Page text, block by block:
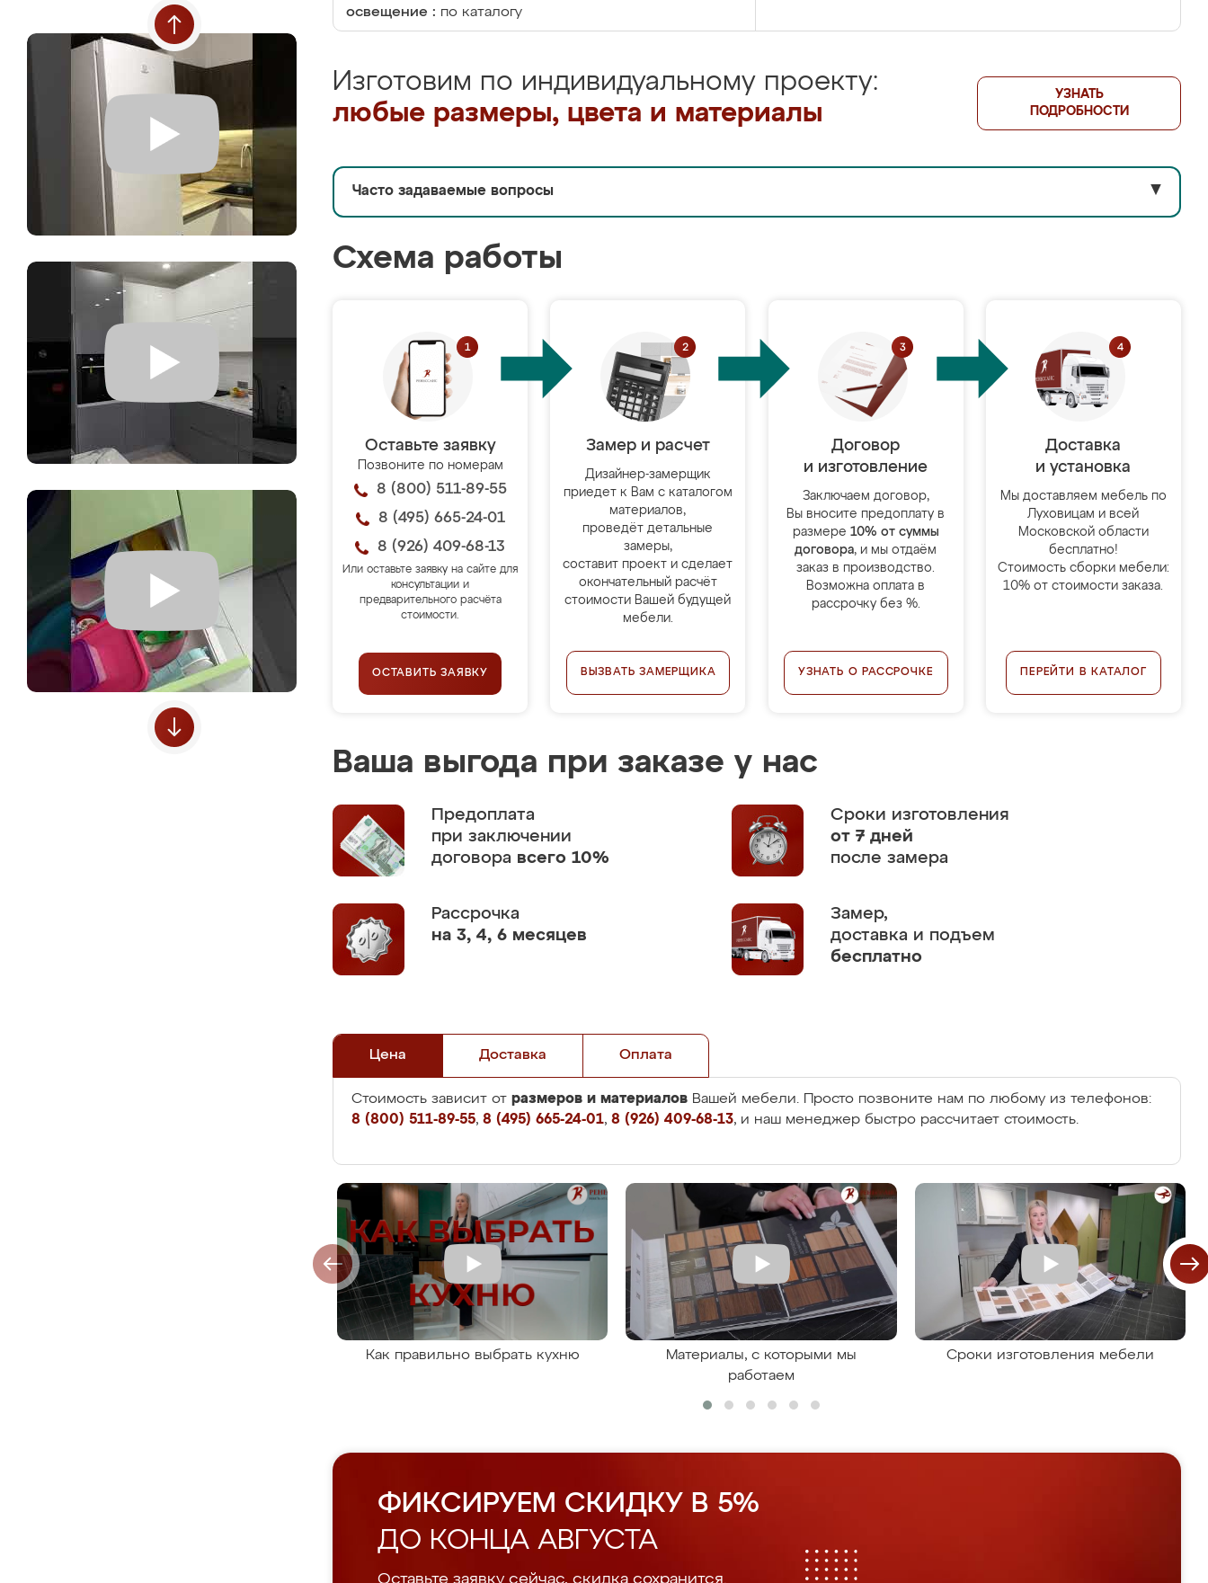
освещение : по каталогу
Изготовим по индивидуальному проекту:
любые размеры, цвета и материалы
УЗНАТЬ
ПОДРОБНОСТИ
Часто задаваемые вопросы ▼
Схема работы
Оставьте заявку
Позвоните по номерам
8 (800) 511-89-55
8 (495) 665-24-01
8 (926) 409-68-13
Или оставьте заявку на сайте для
консультации и
предварительного расчёта
стоимости.
ОСТАВИТЬ ЗАЯВКУ
Замер и расчет
Дизайнер-замерщик
приедет к Вам с каталогом
материалов,
проведёт детальные
замеры,
составит проект и сделает
окончательный расчёт
стоимости Вашей будущей
мебели.
ВЫЗВАТЬ ЗАМЕРЩИКА
Договор
и изготовление
Заключаем договор,
Вы вносите предоплату в
размере 10% от суммы
договора, и мы отдаём
заказ в производство.
Возможна оплата в
рассрочку без %.
УЗНАТЬ О РАССРОЧКЕ
Доставка
и установка
Мы доставляем мебель по
Луховицам и всей
Московской области
бесплатно!
Стоимость сборки мебели:
10% от стоимости заказа.
ПЕРЕЙТИ В КАТАЛОГ
Ваша выгода при заказе у нас
Предоплата
при заключении
договора всего 10%
Сроки изготовления
от 7 дней
после замера
Рассрочка
на 3, 4, 6 месяцев
Замер,
доставка и подъем
бесплатно
Цена Доставка Оплата
Стоимость зависит от размеров и материалов Вашей мебели. Просто позвоните нам по любому из телефонов:
8 (800) 511-89-55, 8 (495) 665-24-01, 8 (926) 409-68-13, и наш менеджер быстро рассчитает стоимость.
Как правильно выбрать кухню
Материалы, с которыми мы
работаем
Сроки изготовления мебели
ФИКСИРУЕМ СКИДКУ В 5%
ДО КОНЦА АВГУСТА
Оставьте заявку сейчас, скидка сохранится.